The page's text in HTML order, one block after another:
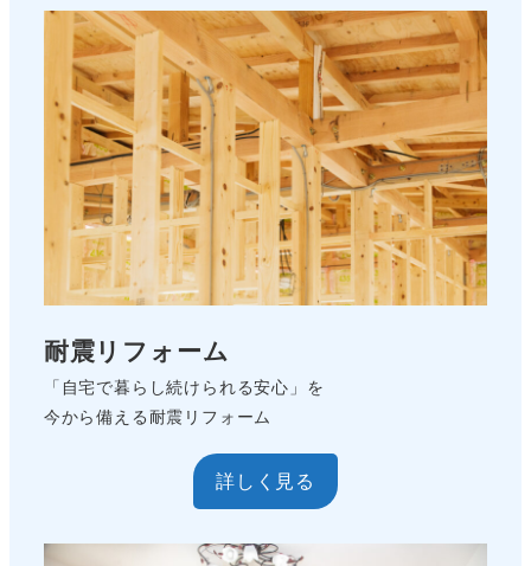
耐震リフォーム
「自宅で暮らし続けられる安心」を
今から備える耐震リフォーム
詳しく見る